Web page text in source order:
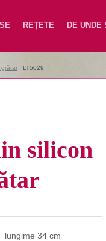
REȚETE DE UNDE
grătar LT5029
silicon
lungime 34 cm